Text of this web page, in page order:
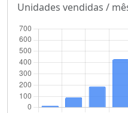
Unidades vendidas /